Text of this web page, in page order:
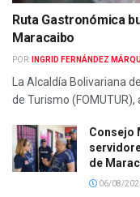
Ruta Gastronómica
Maracaibo
POR: INGRID FERNÁNDEZ
La Alcaldía Bolivariana
de Turismo
Consejo
de
06/08/